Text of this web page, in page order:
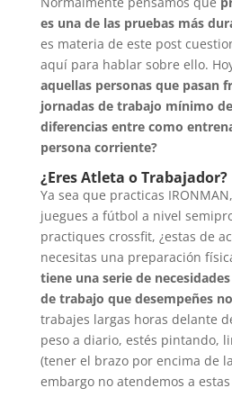
es una de las pruebas más
es materia de este post
aquí para hablar sobre ello.
aquellas personas que pasan
jornadas de trabajo mínimo
diferencias entre como
persona corriente?
¿Eres Atleta o Trabajador?
Ya sea que practicas
juegues a fútbol a nivel
practiques crossfit, ¿estas de
necesitas una preparación
tiene una serie de
de trabajo que desempeñes
trabajes largas horas delante
peso a diario, estés pintando,
(tener el brazo por encima de
embargo no atendemos a